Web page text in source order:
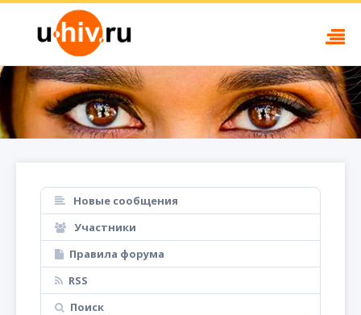
Новые сообщения
Участники
Правила форума
RSS
Поиск